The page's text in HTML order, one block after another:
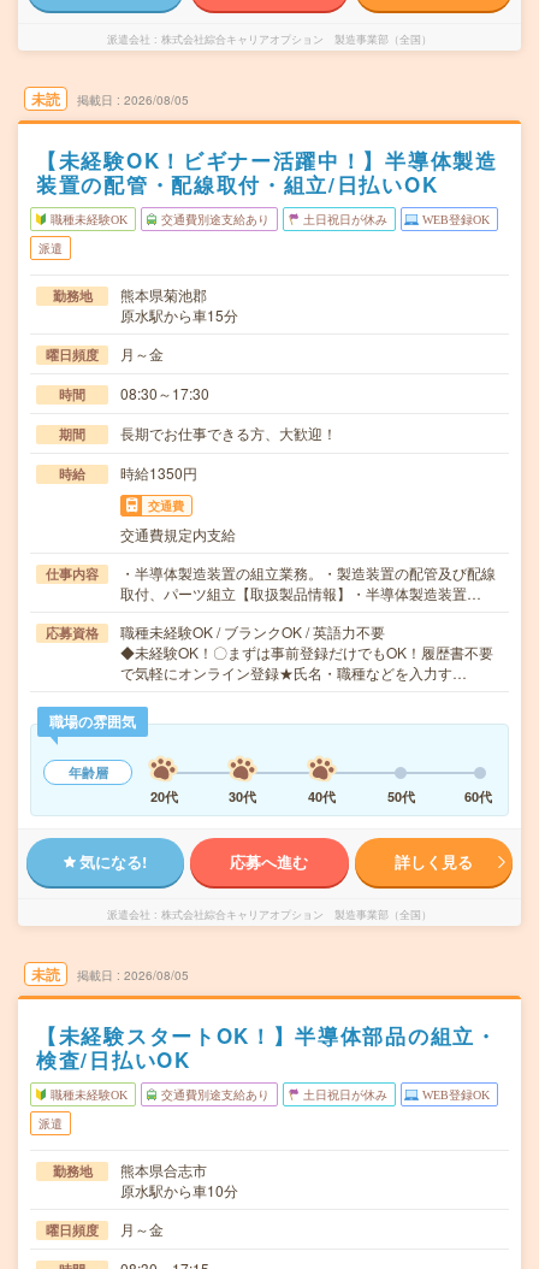
派遣会社 株式会社綜合キャリアオプション 製造事業部（全国）
未読 掲載日 2026/08/05
【未経験OK！ビギナー活躍中！】半導体製造
装置の配管・配線取付・組立/日払いOK
職種未経験OK 交通費別途支給あり 土日祝日が休み WEB登録OK
派遣
勤務地
熊本県菊池郡
原水駅から車15分
曜日頻度 月～金
時間 08:30～17:30
期間 長期でお仕事できる方、大歓迎！
時給 時給1350円
交通費
交通費規定内支給
仕事内容
・半導体製造装置の組立業務。・製造装置の配管及び配線
取付、パーツ組立【取扱製品情報】・半導体製造装置…
応募資格
職種未経験OK / ブランクOK / 英語力不要
◆未経験OK！〇まずは事前登録だけでもOK！履歴書不要
で気軽にオンライン登録★氏名・職種などを入力す…
職場の雰囲気
年齢層
20代
30代 40代 50代 60代
気になる! 応募へ進む 詳しく見る
派遣会社 株式会社綜合キャリアオプション 製造事業部（全国）
未読 掲載日 2026/08/05
【未経験スタートOK！】半導体部品の組立・
検査/日払いOK
職種未経験OK 交通費別途支給あり 土日祝日が休み WEB登録OK
派遣
勤務地
熊本県合志市
原水駅から車10分
曜日頻度 月～金